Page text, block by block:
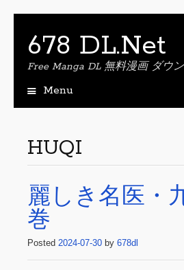
678 DL.Net
Free Manga DL 無料漫画 ダウ
Menu
p
c
o
n
t
e
n
HUQI
麗しき名医・
巻
Posted 2024-07-30 by 678dl